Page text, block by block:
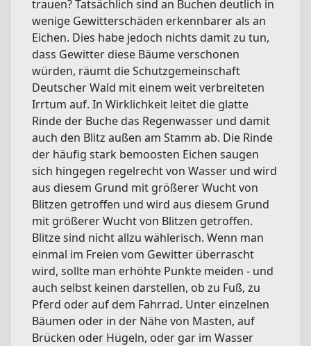
trauen? Tatsächlich sind an Buchen deutlich in
wenige Gewitterschäden erkennbarer als an
Eichen. Dies habe jedoch nichts damit zu tun,
dass Gewitter diese Bäume verschonen
würden, räumt die Schutzgemeinschaft
Deutscher Wald mit einem weit verbreiteten
Irrtum auf. In Wirklichkeit leitet die glatte
Rinde der Buche das Regenwasser und damit
auch den Blitz außen am Stamm ab. Die Rinde
der häufig stark bemoosten Eichen saugen
sich hingegen regelrecht von Wasser und wird
aus diesem Grund mit größerer Wucht von
Blitzen getroffen und wird aus diesem Grund
mit größerer Wucht von Blitzen getroffen.
Blitze sind nicht allzu wählerisch. Wenn man
einmal im Freien vom Gewitter überrascht
wird, sollte man erhöhte Punkte meiden - und
auch selbst keinen darstellen, ob zu Fuß, zu
Pferd oder auf dem Fahrrad. Unter einzelnen
Bäumen oder in der Nähe von Masten, auf
Brücken oder Hügeln, oder gar im Wasser